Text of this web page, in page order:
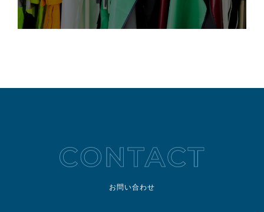
お問い合わせ